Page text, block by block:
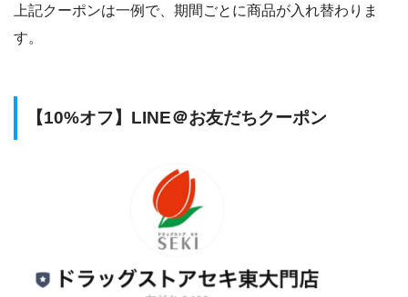
上記クーポンは一例で、期間ごとに商品が入れ替わりま
す。
【10%オフ】LINE＠お友だちクーポン